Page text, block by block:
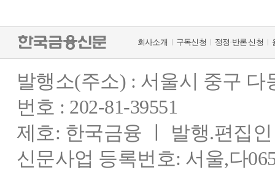
회사소개 구독신청 정정·반론 신청
발행소(주소) : 서울시 중구
번호 : 202-81-39551
제호: 한국금융 ㅣ 발행.편집
신문사업 등록번호: 서울,다